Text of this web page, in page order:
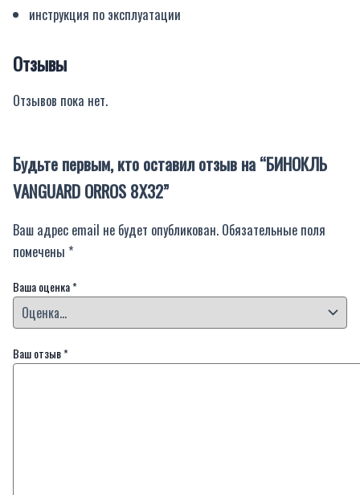
инструкция по эксплуатации
Отзывы
Отзывов пока нет.
Будьте первым, кто оставил отзыв на “БИНОКЛЬ
VANGUARD ORROS 8X32”
Ваш адрес email не будет опубликован. Обязательные поля
помечены *
Ваша оценка*
Ваш отзыв*